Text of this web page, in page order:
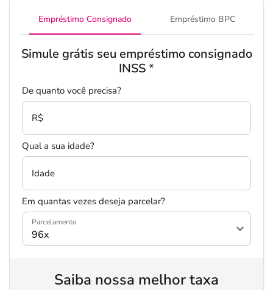
Empréstimo Consignado Empréstimo BPC
Simule grátis seu empréstimo consignado
INSS*
De quanto você precisa?
R$
Qual a sua idade?
Idade
Em quantas vezes deseja parcelar?
Parcelamento
Saiba nossa melhor taxa